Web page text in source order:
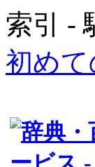
索引 -
初め